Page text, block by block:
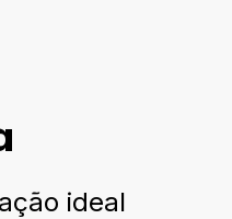
ideal